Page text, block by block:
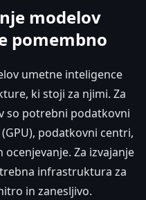
modelov
pomembno
umetne inteligence
ki stoji za njimi. Za
so potrebni podatkovni
podatkovni centri,
Za izvajanje
infrastruktura za
in zanesljivo.